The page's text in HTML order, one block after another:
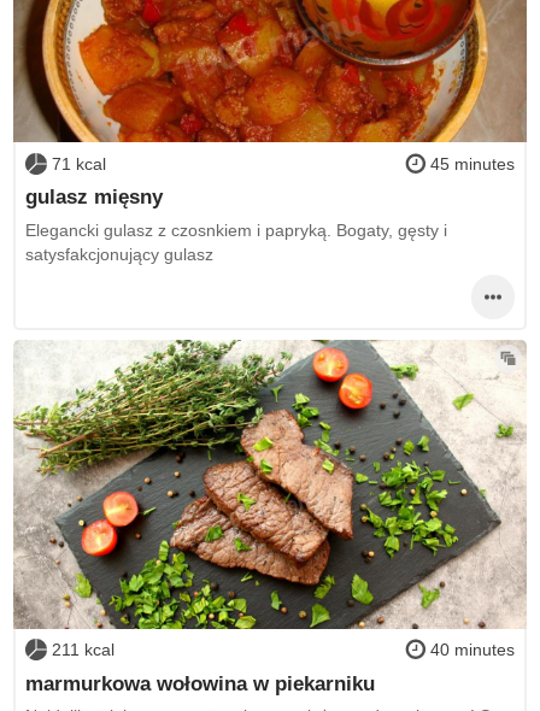
71 kcal 45 minutes
gulasz mięsny
Elegancki gulasz z czosnkiem i papryką. Bogaty, gęsty i
satysfakcjonujący gulasz
211 kcal 40 minutes
marmurkowa wołowina w piekarniku